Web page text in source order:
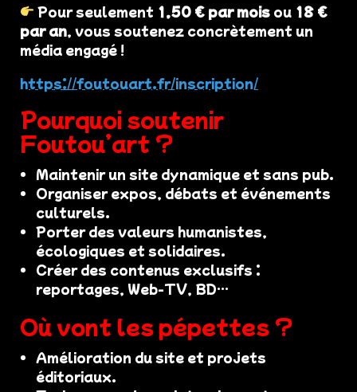
Pour seulement 1,50 € par mois ou 18 €
par an, vous soutenez concrètement un
média engagé !
https://foutouart.fr/inscription/
Pourquoi soutenir
Foutou’art ?
Maintenir un site dynamique et sans pub.
Organiser expos, débats et événements
culturels.
Porter des valeurs humanistes,
écologiques et solidaires.
Créer des contenus exclusifs :
reportages, Web-TV, BD…
Où vont les pépettes ?
Amélioration du site et projets
éditoriaux.